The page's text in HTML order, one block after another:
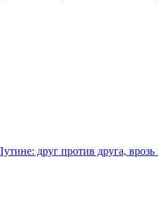
друг против друга, врозь